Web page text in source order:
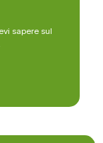
sapere sul